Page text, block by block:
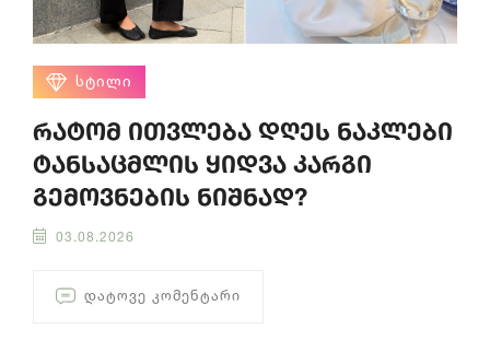
ᲡᲢᲘᲚᲘ
რატომ ითვლება დღეს ნაკლები
ტანსაცმლის ყიდვა კარგი
გემოვნების ნიშნად?
03.08.2026
ᲓᲐᲢᲝᲕᲔ ᲙᲝᲛᲔᲜᲢᲐᲠᲘ